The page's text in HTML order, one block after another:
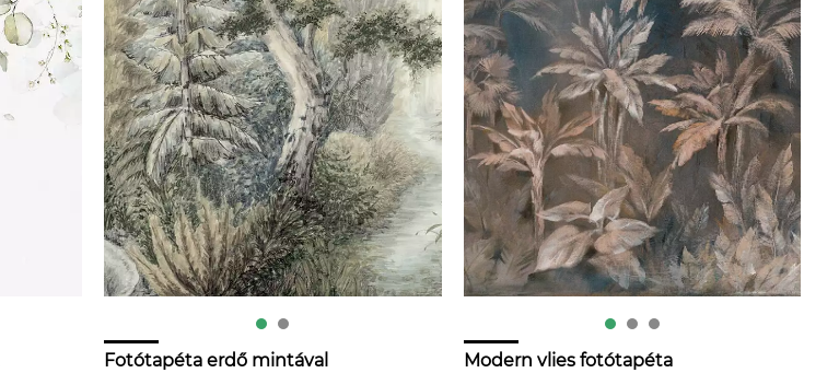
Fotótapéta erdő mintával
Modern vlies fotótapéta